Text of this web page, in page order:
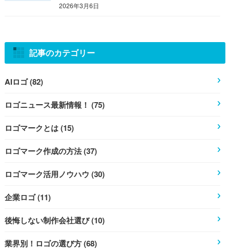
2026年3月6日
記事のカテゴリー
AIロゴ (82)
ロゴニュース最新情報！ (75)
ロゴマークとは (15)
ロゴマーク作成の方法 (37)
ロゴマーク活用ノウハウ (30)
企業ロゴ (11)
後悔しない制作会社選び (10)
業界別！ロゴの選び方 (68)